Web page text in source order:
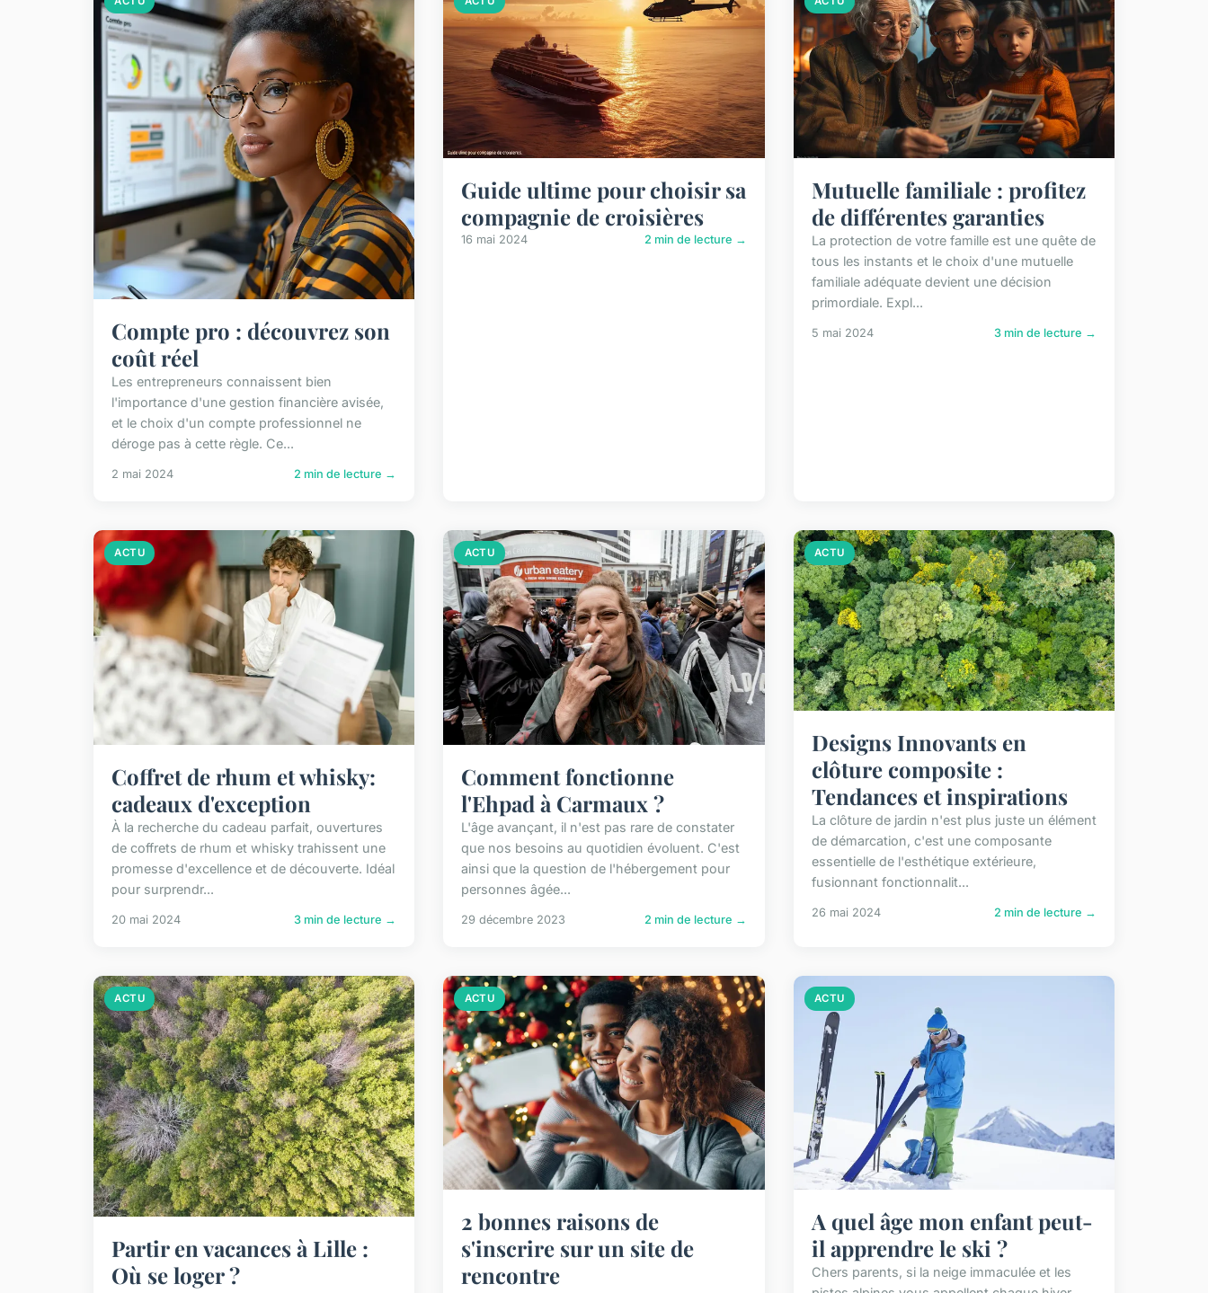
Compte pro : découvrez son
coût réel
Les entrepreneurs connaissent bien
l'importance d'une gestion financière avisée,
et le choix d'un compte professionnel ne
déroge pas à cette règle. Ce...
2 mai 2024 2 min de lecture →
Guide ultime pour choisir sa
compagnie de croisières
16 mai 2024 2 min de lecture →
Mutuelle familiale : profitez
de différentes garanties
La protection de votre famille est une quête de
tous les instants et le choix d'une mutuelle
familiale adéquate devient une décision
primordiale. Expl...
5 mai 2024 3 min de lecture →
ACTU
Coffret de rhum et whisky:
cadeaux d'exception
À la recherche du cadeau parfait, ouvertures
de coffrets de rhum et whisky trahissent une
promesse d'excellence et de découverte. Idéal
pour surprendr...
20 mai 2024 3 min de lecture →
ACTU
Comment fonctionne
l'Ehpad à Carmaux ?
L'âge avançant, il n'est pas rare de constater
que nos besoins au quotidien évoluent. C'est
ainsi que la question de l'hébergement pour
personnes âgée...
29 décembre 2023 2 min de lecture →
ACTU
Designs Innovants en
clôture composite :
Tendances et inspirations
La clôture de jardin n'est plus juste un élément
de démarcation, c'est une composante
essentielle de l'esthétique extérieure,
fusionnant fonctionnalit...
26 mai 2024 2 min de lecture →
ACTU
Partir en vacances à Lille :
Où se loger ?
ACTU
2 bonnes raisons de
s'inscrire sur un site de
rencontre
ACTU
A quel âge mon enfant peut-
il apprendre le ski ?
Chers parents, si la neige immaculée et les